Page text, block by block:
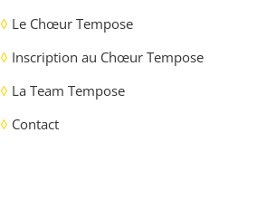
◊ Le Chœur Tempose
◊ Inscription au Chœur Tempose
◊ La Team Tempose
◊ Contact